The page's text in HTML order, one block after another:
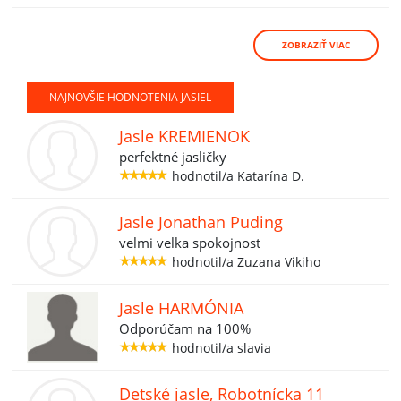
ZOBRAZIŤ VIAC
NAJNOVŠIE HODNOTENIA JASIEL
Jasle KREMIENOK
perfektné jasličky
hodnotil/a Katarína D.
Jasle Jonathan Puding
velmi velka spokojnost
hodnotil/a Zuzana Vikiho
Jasle HARMÓNIA
Odporúčam na 100%
hodnotil/a slavia
Detské jasle, Robotnícka 11